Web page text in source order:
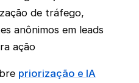
de tráfego,
anônimos em leads
ação
priorização e IA